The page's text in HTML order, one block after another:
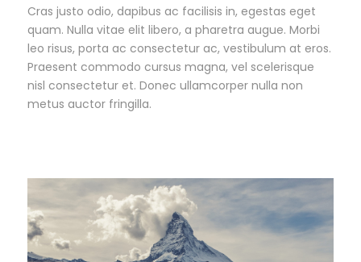
Cras justo odio, dapibus ac facilisis in, egestas eget
quam. Nulla vitae elit libero, a pharetra augue. Morbi
leo risus, porta ac consectetur ac, vestibulum at eros.
Praesent commodo cursus magna, vel scelerisque
nisl consectetur et. Donec ullamcorper nulla non
metus auctor fringilla.